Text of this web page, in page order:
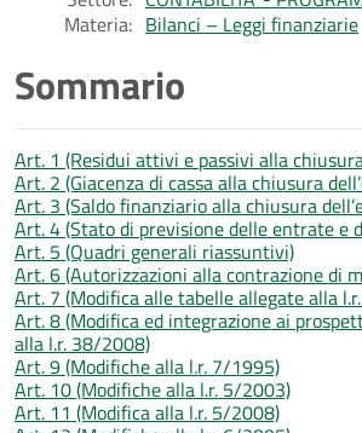
Materia: Bilanci – Leggi finanziarie
Sommario
Art. 1 (Residui attivi e passivi alla
Art. 2 (Giacenza di cassa alla chiusura
Art. 3 (Saldo finanziario alla chiusura
Art. 4 (Stato di previsione delle entrate e
Art. 5 (Quadri generali riassuntivi)
Art. 6 (Autorizzazioni alla contrazione di
Art. 7 (Modifica alle tabelle allegate alla
Art. 8 (Modifica ed integrazione ai
alla l.r. 38/2008)
Art. 9 (Modifiche alla l.r. 7/1995)
Art. 10 (Modifiche alla l.r. 5/2003)
Art. 11 (Modifica alla l.r. 5/2008)